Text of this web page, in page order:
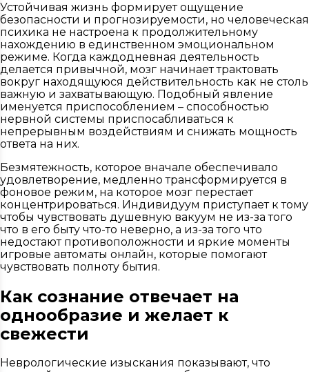
Устойчивая жизнь формирует ощущение
безопасности и прогнозируемости, но человеческая
психика не настроена к продолжительному
нахождению в единственном эмоциональном
режиме. Когда каждодневная деятельность
делается привычной, мозг начинает трактовать
вокруг находящуюся действительность как не столь
важную и захватывающую. Подобный явление
именуется приспособлением – способностью
нервной системы приспосабливаться к
непрерывным воздействиям и снижать мощность
ответа на них.
Безмятежность, которое вначале обеспечивало
удовлетворение, медленно трансформируется в
фоновое режим, на которое мозг перестает
концентрироваться. Индивидуум приступает к тому
чтобы чувствовать душевную вакуум не из-за того
что в его быту что-то неверно, а из-за того что
недостают противоположности и яркие моменты
игровые автоматы онлайн, которые помогают
чувствовать полноту бытия.
Как сознание отвечает на
однообразие и желает к
свежести
Неврологические изыскания показывают, что